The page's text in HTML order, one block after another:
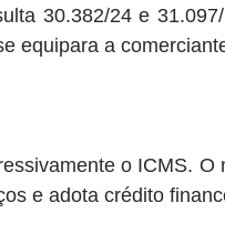
30.382/24 e
equipara a
o ICMS. O
e adota crédito